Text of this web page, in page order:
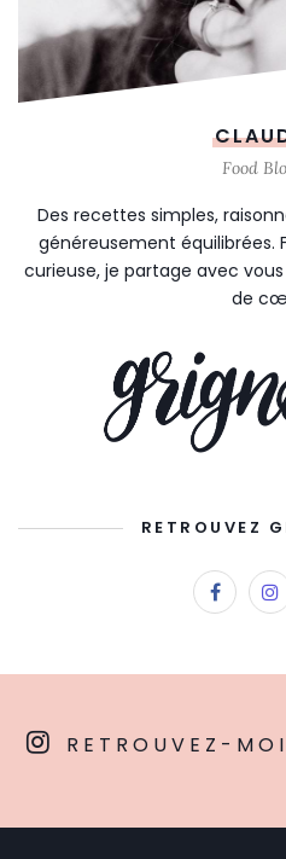
Food
Des recettes simples,
généreusement équilibrées.
curieuse, je partage avec
de
RETROUVEZ
RETROUVEZ-